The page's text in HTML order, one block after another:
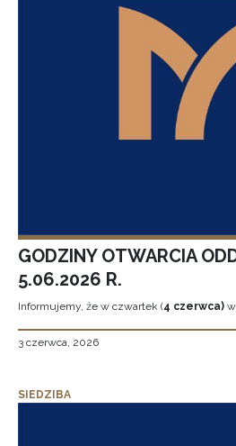
GODZINY OTWARCIA
5.06.2026 R.
Informujemy, że w czwartek (4 czerwca)
3 czerwca, 2026
SIEDZIBA